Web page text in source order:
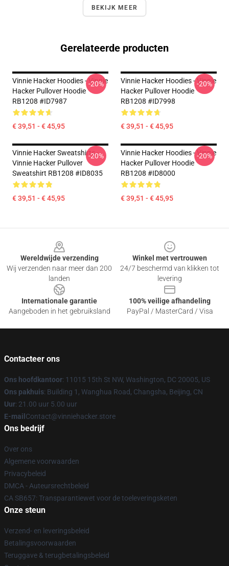
BEKIJK MEER
Gerelateerde producten
Vinnie Hacker Hoodies - Vinnie
Hacker Pullover Hoodie
RB1208 #ID7987
€ 39,51 - € 45,95
-20%
Vinnie Hacker Hoodies - Vinnie
Hacker Pullover Hoodie
RB1208 #ID7998
€ 39,51 - € 45,95
-20%
Vinnie Hacker Sweatshirts -
Vinnie Hacker Pullover
Sweatshirt RB1208 #ID8035
€ 39,51 - € 45,95
-20%
Vinnie Hacker Hoodies - Vinnie
Hacker Pullover Hoodie
RB1208 #ID8000
€ 39,51 - € 45,95
-20%
Wereldwijde verzending
Wij verzenden naar meer dan 200
landen
Winkel met vertrouwen
24/7 beschermd van klikken tot
levering
Internationale garantie
Aangeboden in het gebruiksland
100% veilige afhandeling
PayPal / MasterCard / Visa
Contacteer ons
Ons hoofdkantoor: 11015 15th St NW, Washington, DC 20005, US
Ons pakhuis: Building 1, Wanghua Road, Changsha, Beijing, CN
Uur: 21.00 uur 5.00 uur
E-mail Contact@vinniehacker.store
Ons bedrijf
Over ons
Algemene voorwaarden
Privacybeleid
DMCA - Auteursrechtbeleid
CA SB657: Transparantiewet voor de toeleveringsketen
Onze steun
Verzend- en leveringsbeleid
Betalingsvoorwaarden
Teruggave & terugbetalingsbeleid